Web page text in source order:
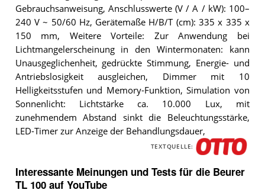
Gebrauchsanweisung, Anschlusswerte (V / A / kW): 100–
240 V ~ 50/60 Hz, Gerätemaße H/B/T (cm): 335 x 335 x
150 mm, Weitere Vorteile: Zur Anwendung bei
Lichtmangelerscheinung in den Wintermonaten: kann
Unausgeglichenheit, gedrückte Stimmung, Energie- und
Antriebslosigkeit ausgleichen, Dimmer mit 10
Helligkeitsstufen und Memory-Funktion, Simulation von
Sonnenlicht: Lichtstärke ca. 10.000 Lux, mit
zunehmendem Abstand sinkt die Beleuchtungsstärke,
LED-Timer zur Anzeige der Behandlungsdauer,
TEXTQUELLE:
O
T
Interessante Meinungen und Tests für die Beurer
TL 100 auf YouTube